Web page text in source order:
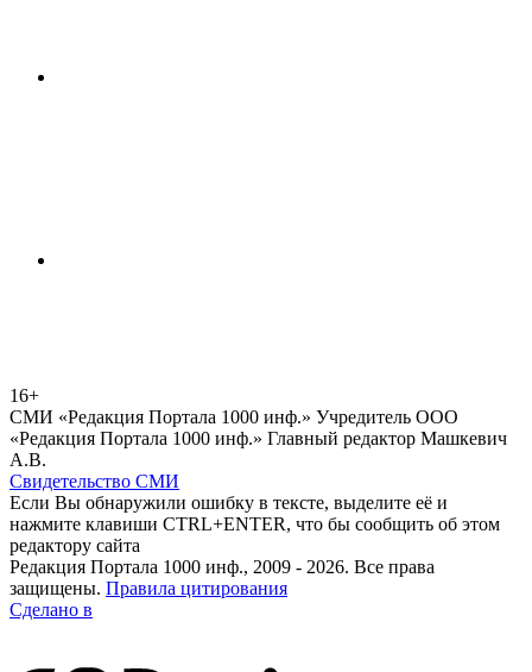
16+
СМИ «Редакция Портала 1000 инф.» Учредитель ООО
«Редакция Портала 1000 инф.» Главный редактор Машкевич
А.В.
Свидетельство СМИ
Если Вы обнаружили ошибку в тексте, выделите её и
нажмите клавиши CTRL+ENTER, что бы сообщить об этом
редактору сайта
Редакция Портала 1000 инф., 2009 - 2026. Все права
защищены. Правила цитирования
Сделано в